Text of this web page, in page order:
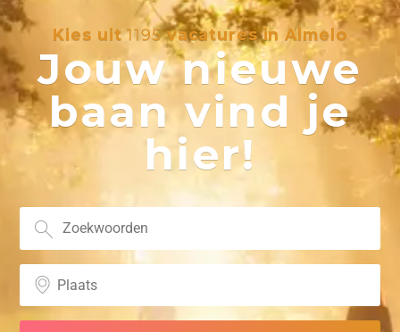
Kies uit1195vacatures in Almelo
Jouw nieuwe
baan vind je
hier!